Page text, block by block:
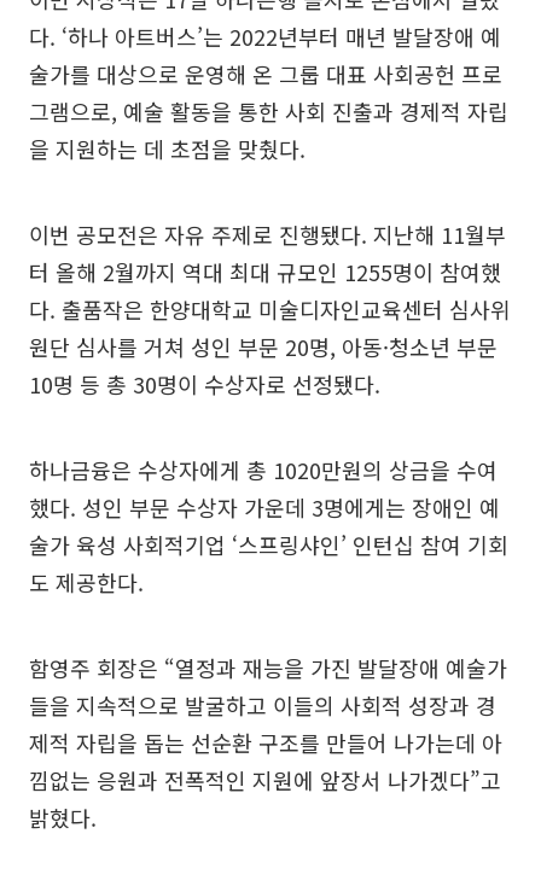
다. ‘하나 아트버스’는 2022년부터 매년 발달장애 예
술가를 대상으로 운영해 온 그룹 대표 사회공헌 프로
그램으로, 예술 활동을 통한 사회 진출과 경제적 자립
을 지원하는 데 초점을 맞췄다.
이번 공모전은 자유 주제로 진행됐다. 지난해 11월부
터 올해 2월까지 역대 최대 규모인 1255명이 참여했
다. 출품작은 한양대학교 미술디자인교육센터 심사위
원단 심사를 거쳐 성인 부문 20명, 아동·청소년 부문
10명 등 총 30명이 수상자로 선정됐다.
하나금융은 수상자에게 총 1020만원의 상금을 수여
했다. 성인 부문 수상자 가운데 3명에게는 장애인 예
술가 육성 사회적기업 ‘스프링샤인’ 인턴십 참여 기회
도 제공한다.
함영주 회장은 “열정과 재능을 가진 발달장애 예술가
들을 지속적으로 발굴하고 이들의 사회적 성장과 경
제적 자립을 돕는 선순환 구조를 만들어 나가는데 아
낌없는 응원과 전폭적인 지원에 앞장서 나가겠다”고
밝혔다.